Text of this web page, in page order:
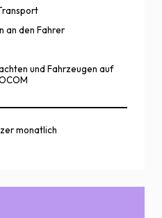
an den Fahrer
und Fahrzeugen auf
monatlich